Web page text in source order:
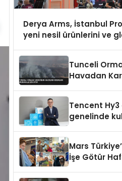
Derya Arms, İstanbul
yeni nesil ürünlerini ve
Tunceli
Havadan
Tencent
genelinde
Mars
İşe Götür